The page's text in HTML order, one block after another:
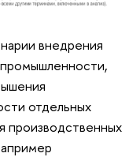
внедрения
отдельных
производственных